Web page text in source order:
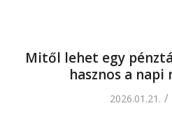
Mitől lehet egy
hasznos a napi
2026.01.21. /